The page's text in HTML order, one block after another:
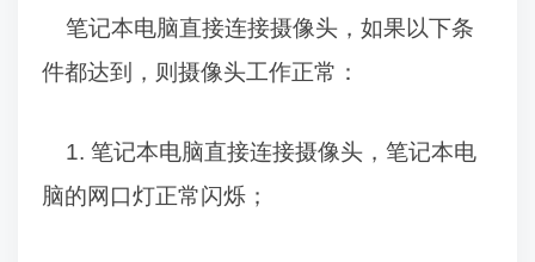
笔记本电脑直接连接摄像头，如果以下条
件都达到，则摄像头工作正常：
1. 笔记本电脑直接连接摄像头，笔记本电
脑的网口灯正常闪烁；